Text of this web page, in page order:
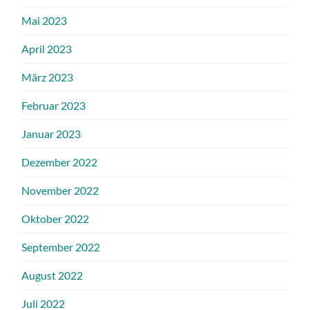
Mai 2023
April 2023
März 2023
Februar 2023
Januar 2023
Dezember 2022
November 2022
Oktober 2022
September 2022
August 2022
Juli 2022